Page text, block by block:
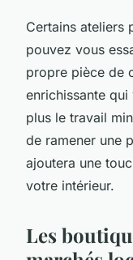
Certains ateliers
pouvez vous
propre pièce de
enrichissante
plus le travail
de ramener une
ajoutera une
votre intérieur.
Les